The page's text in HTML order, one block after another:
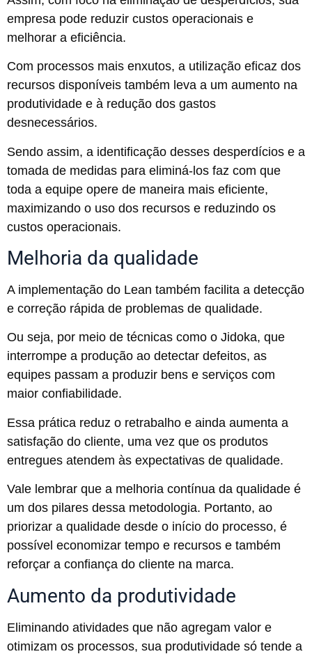
empresa pode reduzir custos operacionais e
melhorar a eficiência.
Com processos mais enxutos, a utilização eficaz dos
recursos disponíveis também leva a um aumento na
produtividade e à redução dos gastos
desnecessários.
Sendo assim, a identificação desses desperdícios e a
tomada de medidas para eliminá-los faz com que
toda a equipe opere de maneira mais eficiente,
maximizando o uso dos recursos e reduzindo os
custos operacionais.
Melhoria da qualidade
A implementação do Lean também facilita a detecção
e correção rápida de problemas de qualidade.
Ou seja, por meio de técnicas como o Jidoka, que
interrompe a produção ao detectar defeitos, as
equipes passam a produzir bens e serviços com
maior confiabilidade.
Essa prática reduz o retrabalho e ainda aumenta a
satisfação do cliente, uma vez que os produtos
entregues atendem às expectativas de qualidade.
Vale lembrar que a melhoria contínua da qualidade é
um dos pilares dessa metodologia. Portanto, ao
priorizar a qualidade desde o início do processo, é
possível economizar tempo e recursos e também
reforçar a confiança do cliente na marca.
Aumento da produtividade
Eliminando atividades que não agregam valor e
otimizam os processos, sua produtividade só tende a